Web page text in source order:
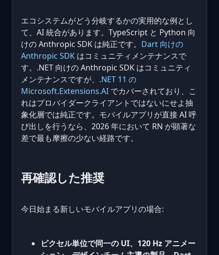
エコシステムがどう分岐するかの実用的な例とし
て、AI 統合があります。TypeScript と Python 向
けの Anthropic SDK は純正です。 Dart 向けの
Anthropic SDK はコミュニティメンテナンスで
す。.NET 向けの Anthropic SDK はコミュニティ
メンテナンスですが、 .NET 11 の
Microsoft.Extensions.AI でカバーされており、こ
れはプロバイダークライアントではないにせよ抽
象化層では純正です。モバイルアプリが直接 AI 呼
び出しを行うなら、2026 年において RN が顕著な
差で最も摩擦の少ない経路です。
再確認した推奨
今日始まる新しいモバイルアプリの場合:
ピクセル単位で同一の UI、120 Hz アニメー